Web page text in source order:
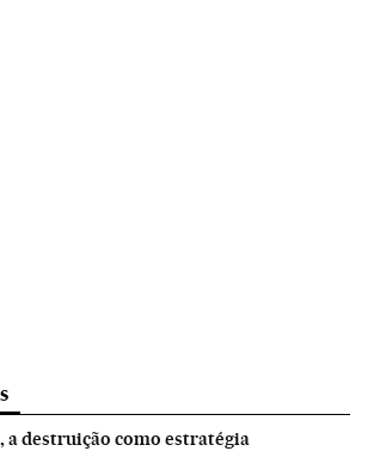
a destruição como estratégia